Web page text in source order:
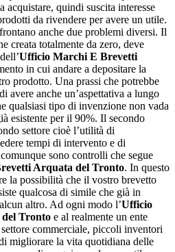
quindi suscita interesse
da rivendere per avere un utile.
anche due problemi diversi. Il
creata totalmente da zero, deve
Ufficio Marchi E Brevetti
in cui andare a depositare la
prodotto. Una prassi che potrebbe
avere anche un’aspettativa a lungo
qualsiasi tipo di invenzione non vada
esistente per il 90%. Il secondo
settore cioè l’utilità di
tempi di intervento e di
sono controlli che segue
Arquata del Tronto. In questo
la possibilità che il vostro brevetto
qualcosa di simile che già in
altro. Ad ogni modo l’Ufficio
Tronto e al realmente un ente
commerciale, piccoli inventori
migliorare la vita quotidiana delle